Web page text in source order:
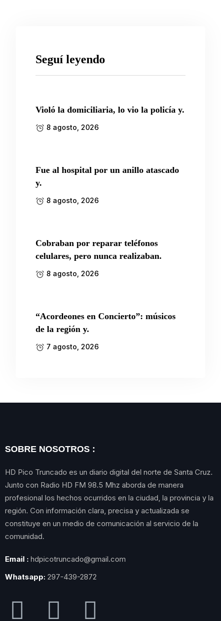
Seguí leyendo
Violó la domiciliaria, lo vio la policía y.
8 agosto, 2026
Fue al hospital por un anillo atascado
y.
8 agosto, 2026
Cobraban por reparar teléfonos
celulares, pero nunca realizaban.
8 agosto, 2026
“Acordeones en Concierto”: músicos
de la región y.
7 agosto, 2026
SOBRE NOSOTROS :
HD Pico Truncado es un diario digital del norte de Santa Cruz.
Junto con Radio HD FM 98.5 Mhz aborda de manera
profesional los hechos ocurridos en la ciudad, la provincia y la
región. Con información clara, precisa y actualizada se
constituye en un medio de comunicación al servicio de la
comunidad.
Email : hdpicotruncado@gmail.com
Whatsapp: 297-439-2872